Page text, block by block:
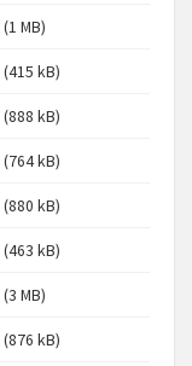
(1 MB)
(415 kB)
(888 kB)
(764 kB)
(880 kB)
(463 kB)
(3 MB)
(876 kB)